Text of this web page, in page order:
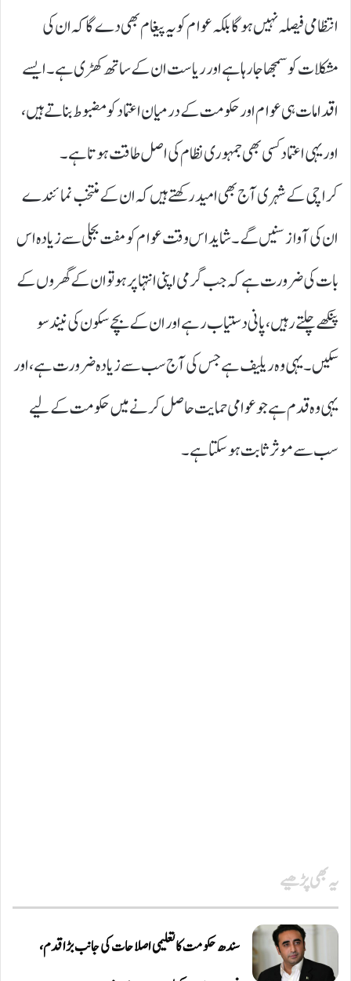
انتظامی فیصلہ نہیں ہوگا بلکہ عوام کو یہ پیغام بھی دے گا کہ ان کی
مشکلات کو سمجھا جا رہا ہے اور ریاست ان کے ساتھ کھڑی ہے۔ ایسے
اقدامات ہی عوام اور حکومت کے درمیان اعتماد کو مضبوط بناتے ہیں،
اور یہی اعتماد کسی بھی جمہوری نظام کی اصل طاقت ہوتا ہے۔
کراچی کے شہری آج بھی امید رکھتے ہیں کہ ان کے منتخب نمائندے
ان کی آواز سنیں گے۔ شاید اس وقت عوام کو مفت بجلی سے زیادہ اس
بات کی ضرورت ہے کہ جب گرمی اپنی انتہا پر ہو تو ان کے گھروں کے
پنکھے چلتے رہیں، پانی دستیاب رہے اور ان کے بچے سکون کی نیند سو
سکیں۔ یہی وہ ریلیف ہے جس کی آج سب سے زیادہ ضرورت ہے، اور
یہی وہ قدم ہے جو عوامی حمایت حاصل کرنے میں حکومت کے لیے
سب سے موثر ثابت ہو سکتا ہے۔
یہ بھی پڑھیے
سندھ حکومت کا تعلیمی اصلاحات کی جانب بڑا قدم،